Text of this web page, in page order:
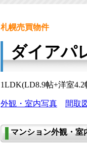
札幌売買物件
ダイアパ
1LDK(LD8.9帖+洋室
外観・室内写真 間取
マンション外観・室